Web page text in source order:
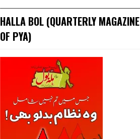
HALLA BOL (QUARTERLY MAGAZINE
OF PYA)